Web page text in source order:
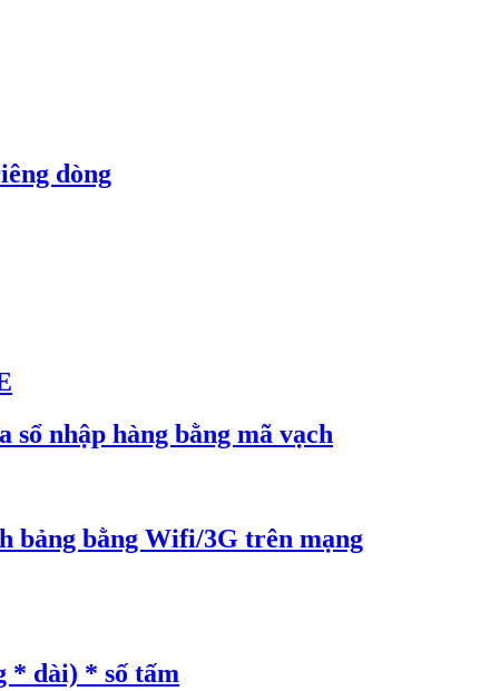
dòng
nhập hàng bằng mã vạch
bảng bằng Wifi/3G trên mạng
* dài) * số tấm